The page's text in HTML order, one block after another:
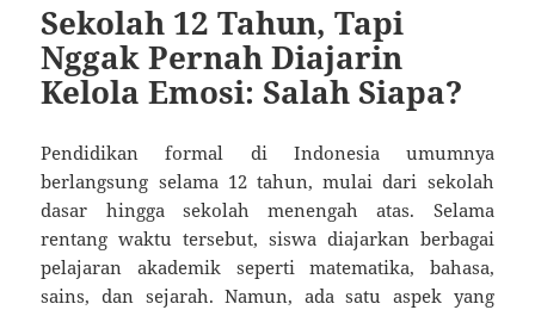
Sekolah 12 Tahun, Tapi
Nggak Pernah Diajarin
Kelola Emosi: Salah Siapa?
Pendidikan formal di Indonesia umumnya
berlangsung selama 12 tahun, mulai dari sekolah
dasar hingga sekolah menengah atas. Selama
rentang waktu tersebut, siswa diajarkan berbagai
pelajaran akademik seperti matematika, bahasa,
sains, dan sejarah. Namun, ada satu aspek yang